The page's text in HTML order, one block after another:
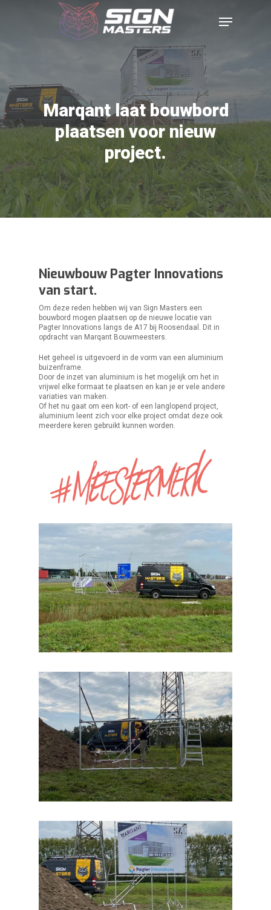
Marqant laat bouwbord
plaatsen voor nieuw
project.
Nieuwbouw Pagter Innovations
van start.
Om deze reden hebben wij van Sign Masters een
bouwbord mogen plaatsen op de nieuwe locatie van
Pagter Innovations langs de A17 bij Roosendaal. Dit in
opdracht van Marqant Bouwmeesters.
Het geheel is uitgevoerd in de vorm van een aluminium
buizenframe.
Door de inzet van aluminium is het mogelijk om het in
vrijwel elke formaat te plaatsen en kan je er vele andere
variaties van maken.
Of het nu gaat om een kort- of een langlopend project,
aluminium leent zich voor elke project omdat deze ook
meerdere keren gebruikt kunnen worden.